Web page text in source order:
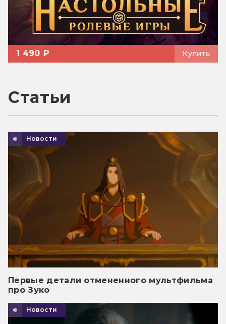
1 490 ₽ Купить
Статьи
Новости
Первые детали отмененного мультфильма
про Зуко
Новости